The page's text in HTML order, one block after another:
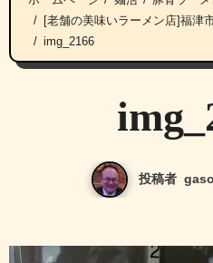
[老舗の美味いラーメン店]福津
img_2166
投稿者 gaso